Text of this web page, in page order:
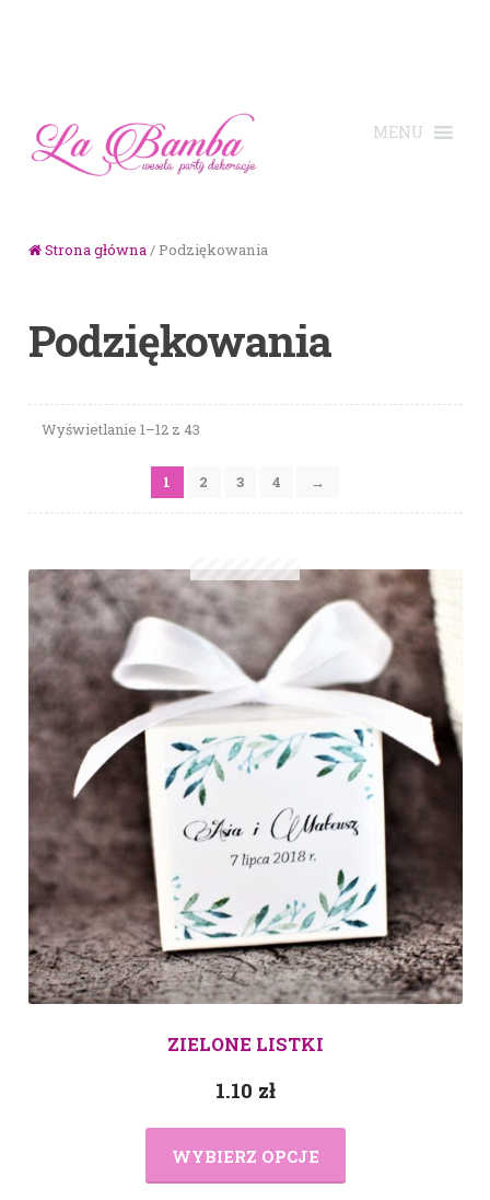
Strona główna/ Podziękowania
Podziękowania
Wyświetlanie 1–12 z 43
1 2 3 4 →
ZIELONE LISTKI
1.10 zł
WYBIERZ OPCJE